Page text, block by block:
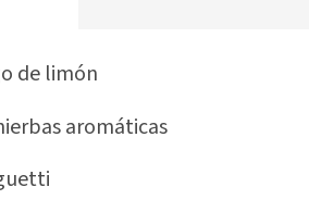
de limón
aromáticas